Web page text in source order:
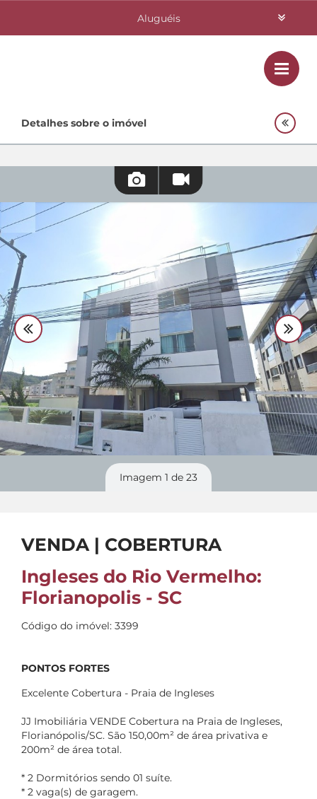
Aluguéis
Investimentos
Quem Somos
Contato
Fale Conosco 48 3364-0079
Plantão 48 99842-0500
Divulgue seu imóvel
Detalhes sobre o imóvel
Imagem 1 de 23
VENDA | COBERTURA
Ingleses do Rio Vermelho:
Florianopolis - SC
Código do imóvel: 3399
PONTOS FORTES
Excelente Cobertura - Praia de Ingleses
JJ Imobiliária VENDE Cobertura na Praia de Ingleses,
Florianópolis/SC. São 150,00m² de área privativa e
200m² de área total.
* 2 Dormitórios sendo 01 suíte.
* 2 vaga(s) de garagem.